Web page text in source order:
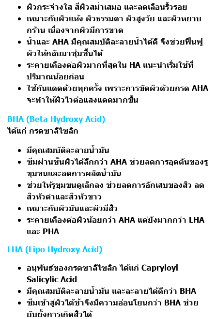
ผิวกระจ่างใส สีผิวสม่ำเสมอ และลดเลือนริ้วรอย
เหมาะกับผิวแห้ง ผิวธรรมดา ผิวสูงวัย และผิวหยาบ
กร้าน เนื่องจากผิวมีการขาด
น้ำและ AHA มีคุณสมบัติละลายน้ำได้ดี จึงช่วยฟื้นฟู
ผิวให้กลับมาชุ่มชื้นได้
ระคายเคืองต่อผิวมากที่สุดใน HA แนะนำเริ่มใช้ที่
ปริมาณน้อยก่อน
ใช้กันแดดด้วยทุกครั้ง เพราะการขัดผิวด้วยกรด AHA
จะทำให้ผิวไวต่อแสงแดดมากขึ้น
BHA (Beta Hydroxy Acid)
ได้แก่ กรดซาลิไซลิก
มีคุณสมบัติละลายน้ำมัน
ซึมผ่านชั้นผิวได้ลึกกว่า AHA ช่วยลดการอุดตันของรู
ขุมขนและลดการผลิตน้ำมัน
ช่วยให้รูขุมขนดูเล็กลง ช่วยลดการอักเสบของสิว ลด
สิวหัวดำและสิวหัวขาว
เหมาะกับผิวมันและผิวมีสิว
ระคายเคืองต่อผิวน้อยกว่า AHA แต่ยังมากกว่า LHA
และ PHA
LHA (Lipo Hydroxy Acid)
อนุพันธ์ของกรดซาลิไซลิก ได้แก่ Capryloyl
Salicylic Acid
มีคุณสมบัติละลายน้ำมัน และละลายได้ดีกว่า BHA
ซึมเข้าสู่ผิวได้ช้าจึงมีความอ่อนโยนกว่า BHA ช่วย
ยับยั้งการเกิดสิวได้